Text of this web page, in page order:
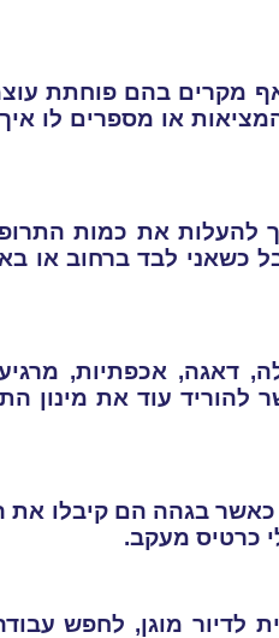
מקרים בהם פוחתת
או מספרים לו
את כמות
לבד ברחוב או
דאגה, אכפתיות,
עוד את מינון
בגהה הם קיבלו
כרטיס מעקב.
מוגן, לחפש